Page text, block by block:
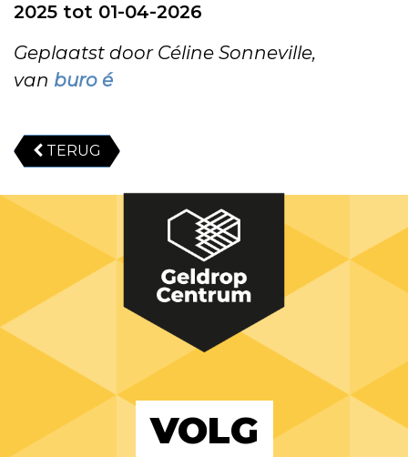
2025 tot 01-04-2026
Geplaatst door Céline Sonneville,
van buro é
TERUG
VOLG